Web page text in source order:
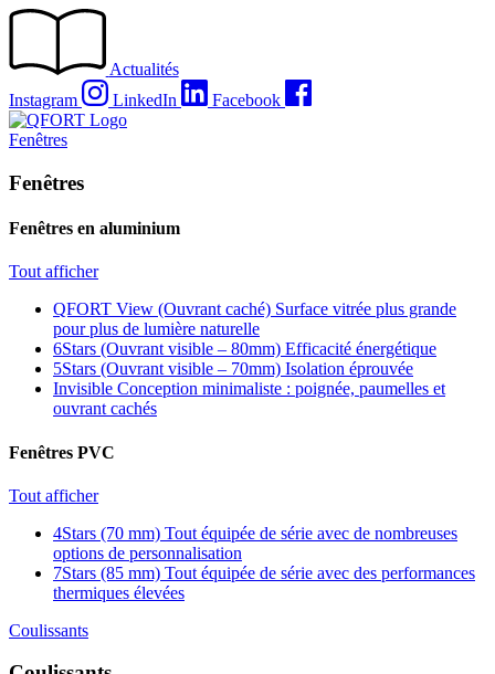
Passer
Actualités
Instagram
LinkedIn Facebook
Fenêtres
Fenêtres
Fenêtres en aluminium
Tout afficher
QFORT View (Ouvrant caché) Surface vitrée plus grande
pour plus de lumière naturelle
6Stars (Ouvrant visible – 80mm) Efficacité énergétique
5Stars (Ouvrant visible – 70mm) Isolation éprouvée
Invisible Conception minimaliste : poignée, paumelles et
ouvrant cachés
Fenêtres PVC
Tout afficher
4Stars (70 mm) Tout équipée de série avec de nombreuses
options de personnalisation
7Stars (85 mm) Tout équipée de série avec des performances
thermiques élevées
Coulissants